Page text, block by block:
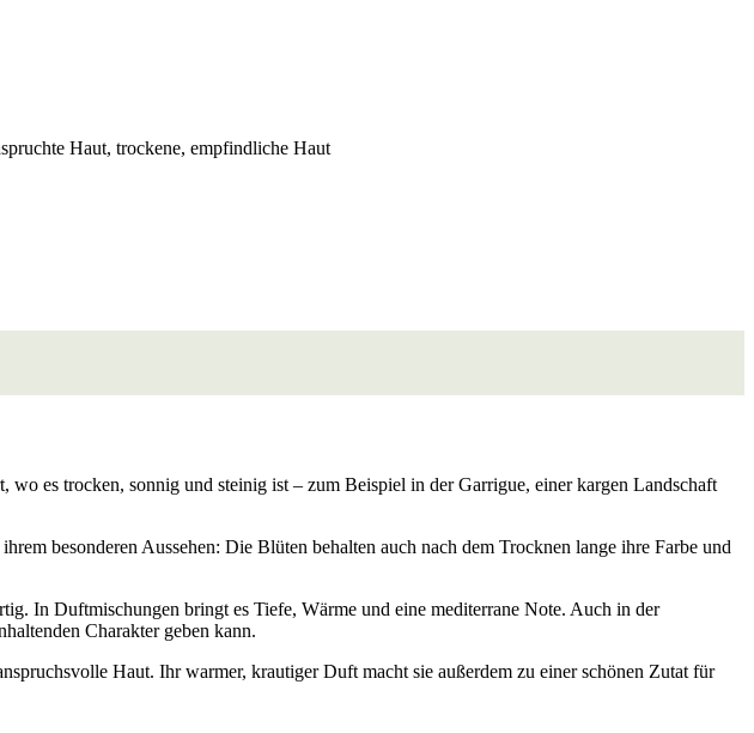
Haut, trockene, empfindliche Haut
es trocken, sonnig und steinig ist – zum Beispiel in der Garrigue, einer kargen Landschaft
besonderen Aussehen: Die Blüten behalten auch nach dem Trocknen lange ihre Farbe und
In Duftmischungen bringt es Tiefe, Wärme und eine mediterrane Note. Auch in der
Charakter geben kann.
Haut. Ihr warmer, krautiger Duft macht sie außerdem zu einer schönen Zutat für